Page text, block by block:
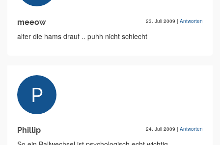
meeow 23. Juli 2009 | Antworten
alter die hams drauf .. puhh nicht schlecht
Phillip 24. Juli 2009 | Antworten